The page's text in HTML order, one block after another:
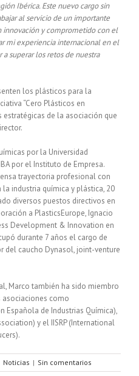
Ibérica. Este nuevo cargo sin
al servicio de un importante
innovación y comprometido con el
mi experiencia internacional en el
superar los retos de nuestra
los plásticos para la
“Cero Plásticos en
estratégicas de la asociación que
por la Universidad
por el Instituto de Empresa.
trayectoria profesional con
industria química y plástica, 20
diversos puestos directivos en
a PlasticsEurope, Ignacio
Development & Innovation en
durante 7 años el cargo de
del caucho Dynasol, joint-venture
Marco también ha sido miembro
como
Española de Industrias Química),
y el IISRP (International
Noticias | Sin comentarios